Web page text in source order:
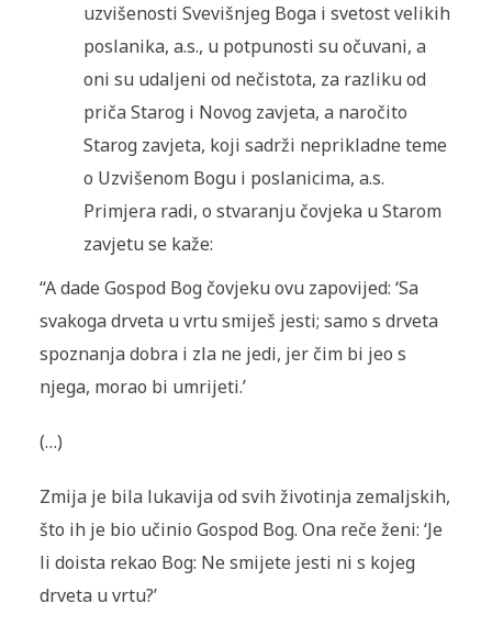
uzvišenosti Svevišnjeg Boga i svetost velikih
poslanika, a.s., u potpunosti su očuvani, a
oni su udaljeni od nečistota, za razliku od
priča Starog i Novog zavjeta, a naročito
Starog zavjeta, koji sadrži neprikladne teme
o Uzvišenom Bogu i poslanicima, a.s.
Primjera radi, o stvaranju čovjeka u Starom
zavjetu se kaže:
“A dade Gospod Bog čovjeku ovu zapovijed: ‘Sa
svakoga drveta u vrtu smiješ jesti; samo s drveta
spoznanja dobra i zla ne jedi, jer čim bi jeo s
njega, morao bi umrijeti.’
(…)
Zmija je bila lukavija od svih životinja zemaljskih,
što ih je bio učinio Gospod Bog. Ona reče ženi: ‘Je
li doista rekao Bog: Ne smijete jesti ni s kojeg
drveta u vrtu?’